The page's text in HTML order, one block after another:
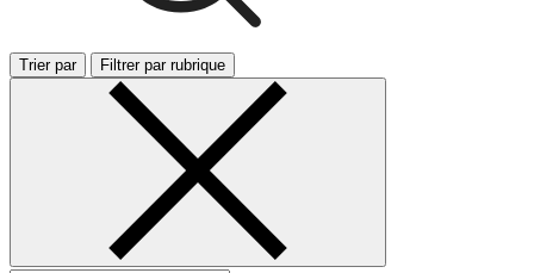
Trier par Filtrer par rubrique